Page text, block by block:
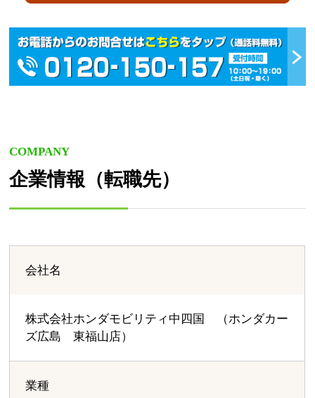
COMPANY
企業情報（転職先）
会社名
株式会社ホンダモビリティ中四国 （ホンダカー
ズ広島 東福山店）
業種